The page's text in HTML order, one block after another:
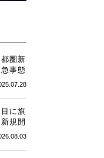
圏新
事態
均
に旗
規開